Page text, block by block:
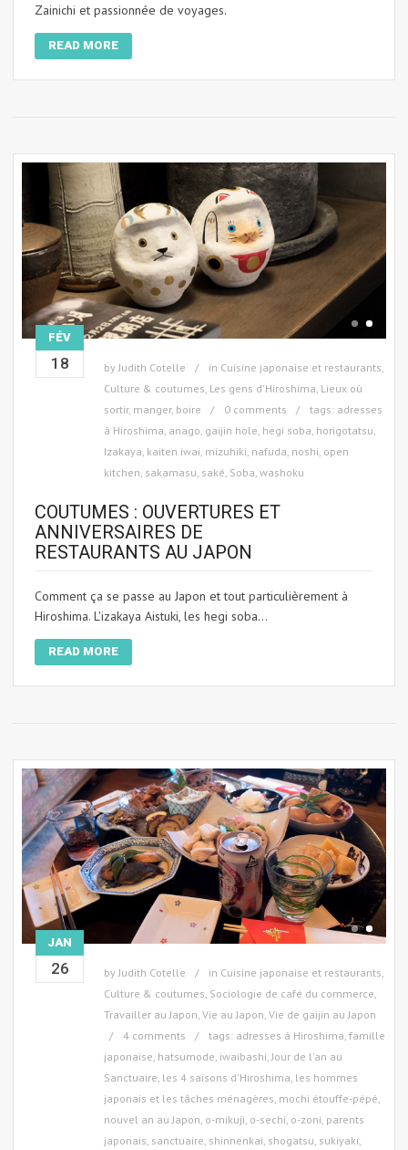
Zainichi et passionnée de voyages.
READ MORE
FÉV
18 by Judith Cotelle in Cuisine japonaise et restaurants
Culture & coutumes Les gens d'Hiroshima Lieux où
sortir, manger, boire
0 comments tags: adresses
à Hiroshima anago gaijin hole hegi soba horigotatsu
Izakaya kaiten iwai mizuhiki nafuda noshi open
kitchen sakamasu saké Soba washoku
COUTUMES : OUVERTURES ET
ANNIVERSAIRES DE
RESTAURANTS AU JAPON
Comment ça se passe au Japon et tout particulièrement à
Hiroshima. L'izakaya Aistuki, les hegi soba...
READ MORE
JAN
26 byJudith Cotelle in Cuisine japonaise et restaurants,
Culture & coutumes, Sociologie de café du commerce,
Travailler au Japon, Vie au Japon, Vie de gaijin au Japon
4 comments
tags: adresses à Hiroshima, famille
japonaise, hatsumode, iwaibashi,Jour de l'an au
Sanctuaire, les 4 saisons d'Hiroshima, les hommes
japonais et les tâches ménagères, mochi étouffe-pépé,
nouvel an au Japon, o-mikuji, o-sechi, o-zoni, parents
japonais, sanctuaire, shinnenkai, shogatsu, sukiyaki,